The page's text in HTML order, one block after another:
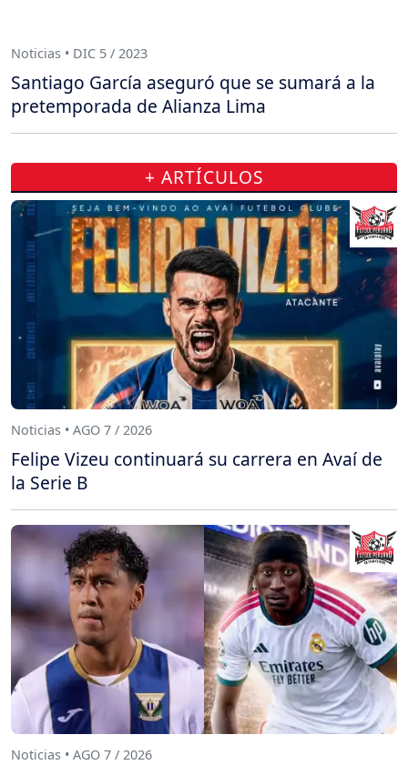
Noticias • DIC 5 / 2023
Santiago García aseguró que se sumará a la
pretemporada de Alianza Lima
+ ARTÍCULOS
Noticias • AGO 7 / 2026
Felipe Vizeu continuará su carrera en Avaí de
la Serie B
Noticias • AGO 7 / 2026